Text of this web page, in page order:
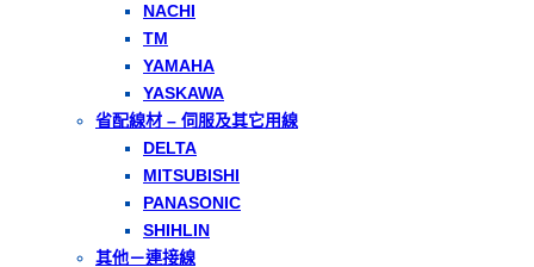
NACHI
TM
YAMAHA
YASKAWA
省配線材 – 伺服及其它用線
DELTA
MITSUBISHI
PANASONIC
SHIHLIN
其他－連接線